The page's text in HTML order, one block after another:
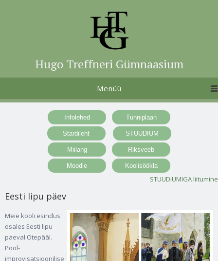
Hugo Treffneri Gümnaasium
Menüü
STUUDIUMIGA liitumine
Eesti lipu päev
Meie kooli esindus
osales Eesti lipu
päeval Otepääl.
Pool-
improvisatsioonilise